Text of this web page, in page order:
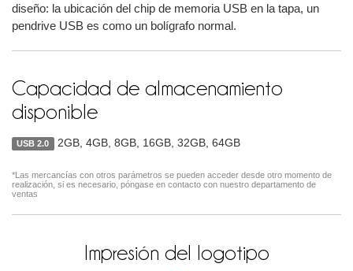
diseño: la ubicación del chip de memoria USB en la tapa, un
pendrive USB es como un bolígrafo normal.
Capacidad de almacenamiento
disponible
USB 2.0 2GB, 4GB, 8GB, 16GB, 32GB, 64GB
*Las mercancías con otros parámetros se pueden acceder desde otro momento de
realización, si es necesario, póngase en contacto con nuestro departamento de
ventas
Impresión del logotipo